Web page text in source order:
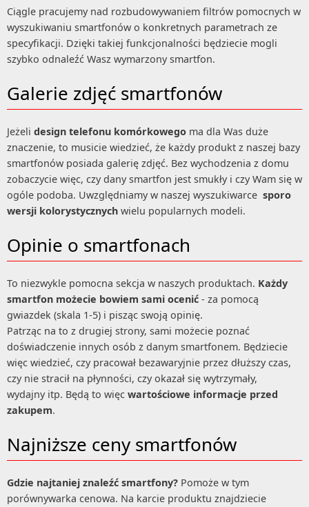
Ciągle pracujemy nad rozbudowywaniem filtrów pomocnych w
wyszukiwaniu smartfonów o konkretnych parametrach ze
specyfikacji. Dzięki takiej funkcjonalności będziecie mogli
szybko odnaleźć Wasz wymarzony smartfon.
Galerie zdjęć smartfonów
Jeżeli design telefonu komórkowego ma dla Was duże
znaczenie, to musicie wiedzieć, że każdy produkt z naszej bazy
smartfonów posiada galerię zdjęć. Bez wychodzenia z domu
zobaczycie więc, czy dany smartfon jest smukły i czy Wam się w
ogóle podoba. Uwzględniamy w naszej wyszukiwarce sporo
wersji kolorystycznych wielu popularnych modeli.
Opinie o smartfonach
To niezwykle pomocna sekcja w naszych produktach. Każdy
smartfon możecie bowiem sami ocenić - za pomocą
gwiazdek (skala 1-5) i pisząc swoją opinię.
Patrząc na to z drugiej strony, sami możecie poznać
doświadczenie innych osób z danym smartfonem. Będziecie
więc wiedzieć, czy pracował bezawaryjnie przez dłuższy czas,
czy nie stracił na płynności, czy okazał się wytrzymały,
wydajny itp. Będą to więc wartościowe informacje przed
zakupem.
Najniższe ceny smartfonów
Gdzie najtaniej znaleźć smartfony? Pomoże w tym
porównywarka cenowa. Na karcie produktu znajdziecie